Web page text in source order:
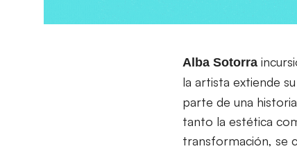
Alba Sotorra
la artista extiende
parte de una
tanto la estética
transformación, se